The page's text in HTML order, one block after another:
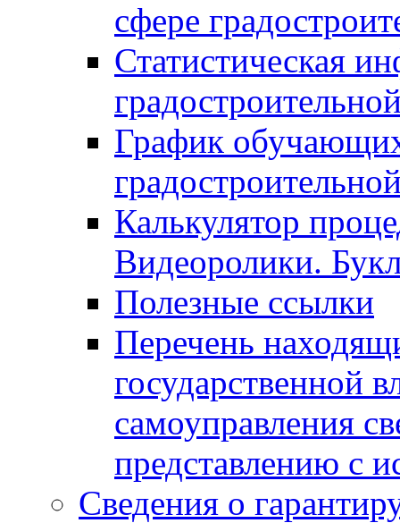
сфере
Статистическая
График
Калькулятор
Видеоролики.
Полезные ссылки
Перечень
государственной
самоуправления
представлению с
Сведения о